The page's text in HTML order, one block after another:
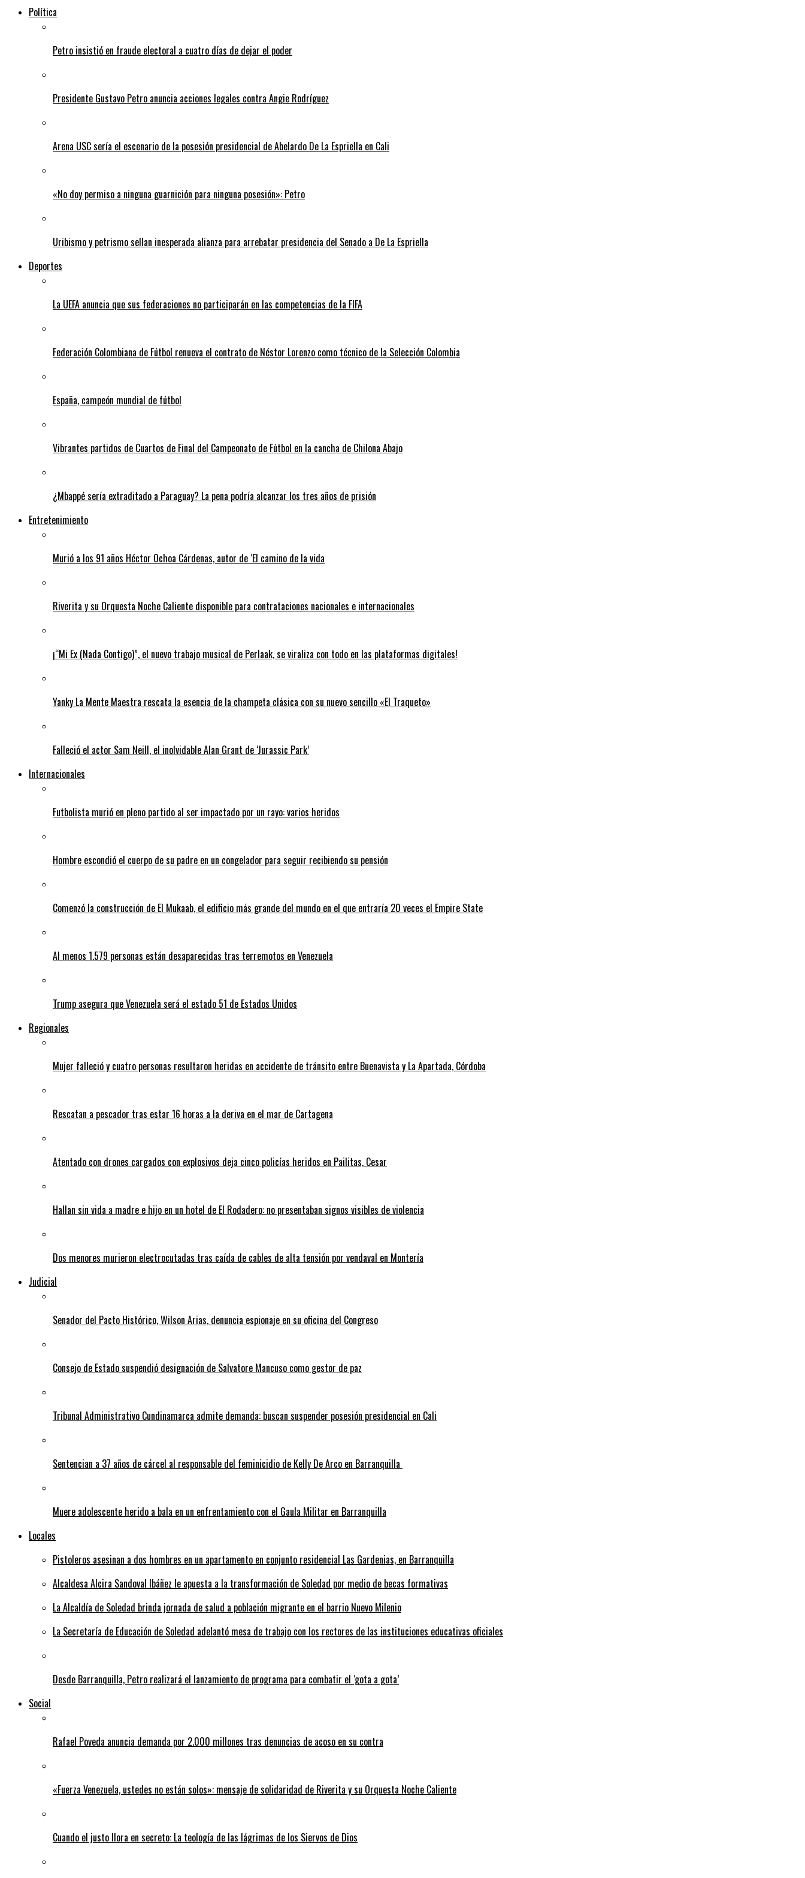
Política
Petro insistió en fraude electoral a cuatro días de dejar el poder
Presidente Gustavo Petro anuncia acciones legales contra Angie Rodríguez
Arena USC sería el escenario de la posesión presidencial de Abelardo De La Espriella en Cali
«No doy permiso a ninguna guarnición para ninguna posesión»: Petro
Uribismo y petrismo sellan inesperada alianza para arrebatar presidencia del Senado a De La Espriella
Deportes
La UEFA anuncia que sus federaciones no participarán en las competencias de la FIFA
Federación Colombiana de Fútbol renueva el contrato de Néstor Lorenzo como técnico de la Selección Colombia
España, campeón mundial de fútbol
Vibrantes partidos de Cuartos de Final del Campeonato de Fútbol en la cancha de Chilona Abajo
¿Mbappé sería extraditado a Paraguay? La pena podría alcanzar los tres años de prisión
Entretenimiento
Murió a los 91 años Héctor Ochoa Cárdenas, autor de ‘El camino de la vida
Riverita y su Orquesta Noche Caliente disponible para contrataciones nacionales e internacionales
¡“Mi Ex (Nada Contigo)”, el nuevo trabajo musical de Perlaak, se viraliza con todo en las plataformas digitales!
Yanky La Mente Maestra rescata la esencia de la champeta clásica con su nuevo sencillo «El Traqueto»
Falleció el actor Sam Neill, el inolvidable Alan Grant de ‘Jurassic Park’
Internacionales
Futbolista murió en pleno partido al ser impactado por un rayo: varios heridos
Hombre escondió el cuerpo de su padre en un congelador para seguir recibiendo su pensión
Comenzó la construcción de El Mukaab, el edificio más grande del mundo en el que entraría 20 veces el Empire State
Al menos 1.579 personas están desaparecidas tras terremotos en Venezuela
Trump asegura que Venezuela será el estado 51 de Estados Unidos
Regionales
Mujer falleció y cuatro personas resultaron heridas en accidente de tránsito entre Buenavista y La Apartada, Córdoba
Rescatan a pescador tras estar 16 horas a la deriva en el mar de Cartagena
Atentado con drones cargados con explosivos deja cinco policías heridos en Pailitas, Cesar
Hallan sin vida a madre e hijo en un hotel de El Rodadero: no presentaban signos visibles de violencia
Dos menores murieron electrocutadas tras caída de cables de alta tensión por vendaval en Montería
Judicial
Senador del Pacto Histórico, Wilson Arias, denuncia espionaje en su oficina del Congreso
Consejo de Estado suspendió designación de Salvatore Mancuso como gestor de paz
Tribunal Administrativo Cundinamarca admite demanda: buscan suspender posesión presidencial en Cali
Sentencian a 37 años de cárcel al responsable del feminicidio de Kelly De Arco en Barranquilla
Muere adolescente herido a bala en un enfrentamiento con el Gaula Militar en Barranquilla
Locales
Pistoleros asesinan a dos hombres en un apartamento en conjunto residencial Las Gardenias, en Barranquilla
Alcaldesa Alcira Sandoval Ibáñez le apuesta a la transformación de Soledad por medio de becas formativas
La Alcaldía de Soledad brinda jornada de salud a población migrante en el barrio Nuevo Milenio
La Secretaría de Educación de Soledad adelantó mesa de trabajo con los rectores de las instituciones educativas oficiales
Desde Barranquilla, Petro realizará el lanzamiento de programa para combatir el ‘gota a gota’
Social
Rafael Poveda anuncia demanda por 2.000 millones tras denuncias de acoso en su contra
«Fuerza Venezuela, ustedes no están solos»: mensaje de solidaridad de Riverita y su Orquesta Noche Caliente
Cuando el justo llora en secreto: La teología de las lágrimas de los Siervos de Dios